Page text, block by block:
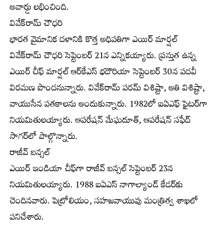
అవార్డు లభించింది.
వివేక్‌రామ్‌ చౌధరి
భారత వైమానిక దళానికి కొత్త అధిపతిగా ఎయిర్‌ మార్షల్‌
వివేక్‌రామ్‌ చౌధరి సెప్టెంబర్‌ 21న ఎన్నికయ్యారు. ప్రస్తుత ఉన్న
ఎయిర్‌ చీఫ్‌ మార్షల్‌ ఆర్‌కేఎస్‌ భదౌరియా సెప్టెంబర్‌ 30న పదవీ
విరమణ పొందనున్నారు. వివేక్‌రామ్‌ పరమ్‌ విశిష్టా, అతి విశిష్టా,
వాయుసేన పతకాలను అందుకున్నారు. 1982లో ఐఏఎఫ్‌ ఫైటర్‌గా
నియమితులయ్యారు. ఆపరేషన్‌ మేఘదూత్‌, ఆపరేషన్‌ సఫేద్‌
సాగర్‌లో పాల్గొన్నారు.
రాజీవ్‌ బన్సల్‌
ఎయిర్‌ ఇండియా చీఫ్‌గా రాజీవ్‌ బన్సల్‌ సెప్టెంబర్‌ 23న
నియమితులయ్యారు. 1988 ఐఏఎస్‌ నాగాల్యాండ్‌ కేడర్‌కు
చెందినవారు. పెట్రోలియం, సహజవాయువు మంత్రిత్వ శాఖలో
పనిచేశారు.